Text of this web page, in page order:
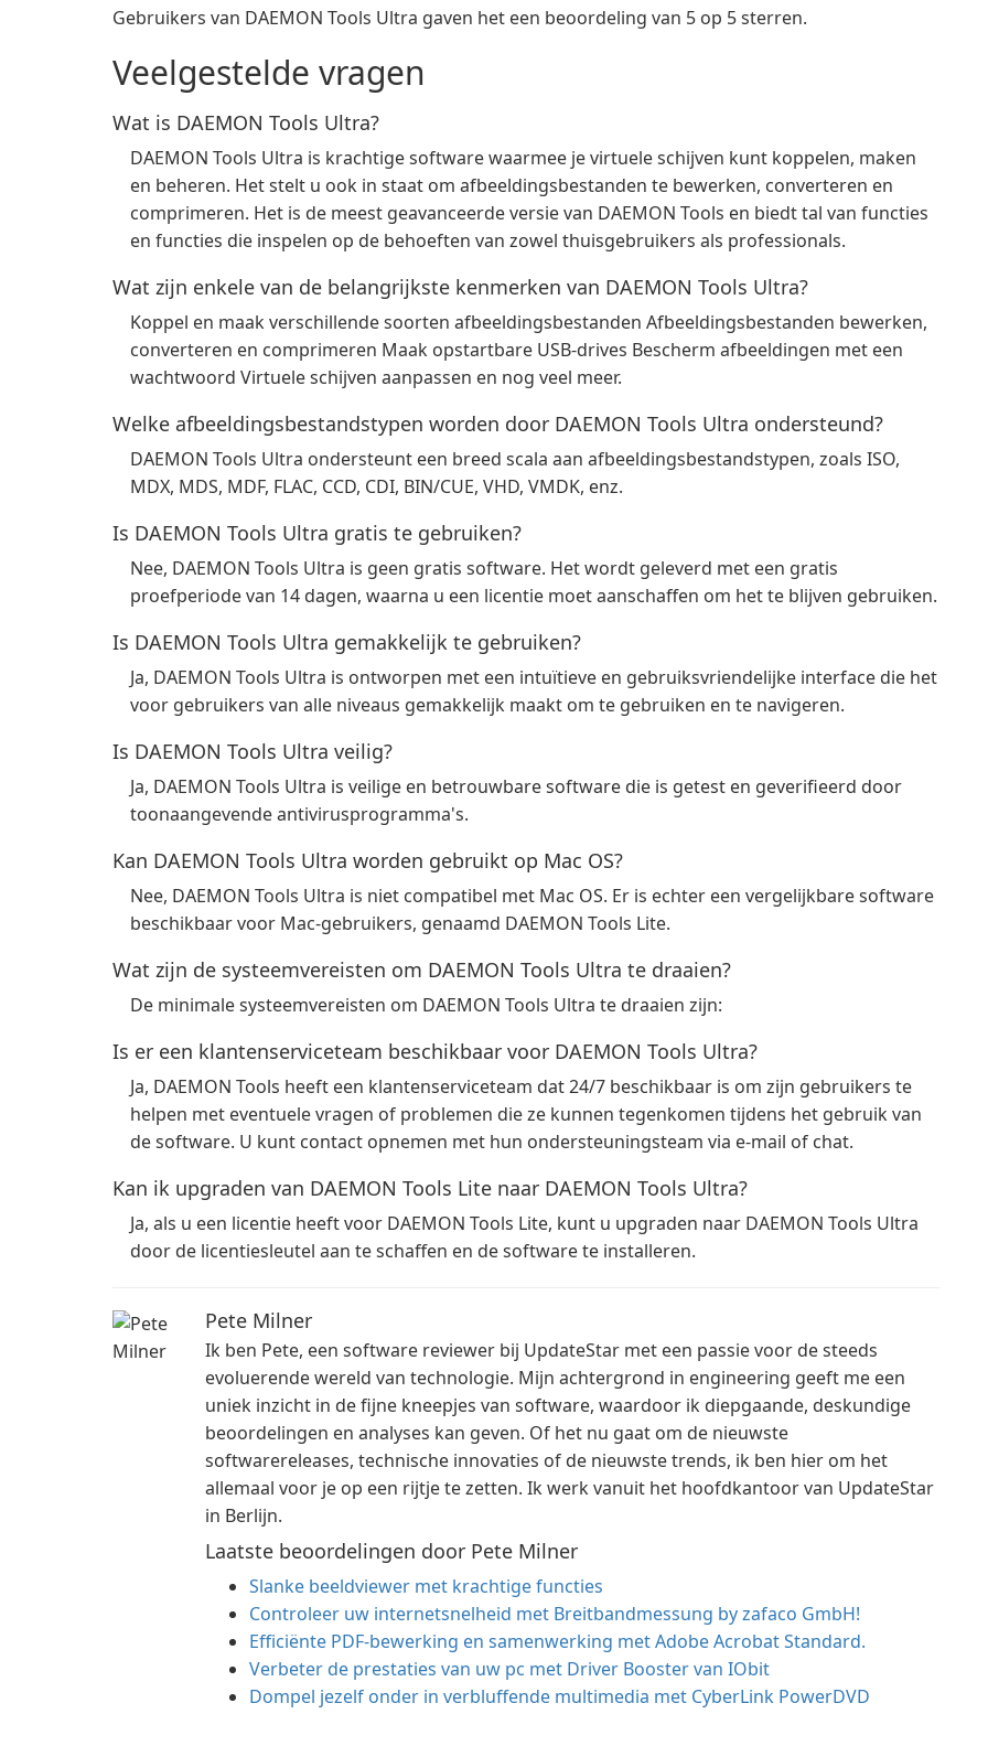
Gebruikers van DAEMON Tools Ultra gaven het een beoordeling van 5 op 5 sterren.
Veelgestelde vragen
Wat is DAEMON Tools Ultra?
DAEMON Tools Ultra is krachtige software waarmee je virtuele schijven kunt koppelen, maken
en beheren. Het stelt u ook in staat om afbeeldingsbestanden te bewerken, converteren en
comprimeren. Het is de meest geavanceerde versie van DAEMON Tools en biedt tal van functies
en functies die inspelen op de behoeften van zowel thuisgebruikers als professionals.
Wat zijn enkele van de belangrijkste kenmerken van DAEMON Tools Ultra?
Koppel en maak verschillende soorten afbeeldingsbestanden Afbeeldingsbestanden bewerken,
converteren en comprimeren Maak opstartbare USB-drives Bescherm afbeeldingen met een
wachtwoord Virtuele schijven aanpassen en nog veel meer.
Welke afbeeldingsbestandstypen worden door DAEMON Tools Ultra ondersteund?
DAEMON Tools Ultra ondersteunt een breed scala aan afbeeldingsbestandstypen, zoals ISO,
MDX, MDS, MDF, FLAC, CCD, CDI, BIN/CUE, VHD, VMDK, enz.
Is DAEMON Tools Ultra gratis te gebruiken?
Nee, DAEMON Tools Ultra is geen gratis software. Het wordt geleverd met een gratis
proefperiode van 14 dagen, waarna u een licentie moet aanschaffen om het te blijven gebruiken.
Is DAEMON Tools Ultra gemakkelijk te gebruiken?
Ja, DAEMON Tools Ultra is ontworpen met een intuïtieve en gebruiksvriendelijke interface die het
voor gebruikers van alle niveaus gemakkelijk maakt om te gebruiken en te navigeren.
Is DAEMON Tools Ultra veilig?
Ja, DAEMON Tools Ultra is veilige en betrouwbare software die is getest en geverifieerd door
toonaangevende antivirusprogramma's.
Kan DAEMON Tools Ultra worden gebruikt op Mac OS?
Nee, DAEMON Tools Ultra is niet compatibel met Mac OS. Er is echter een vergelijkbare software
beschikbaar voor Mac-gebruikers, genaamd DAEMON Tools Lite.
Wat zijn de systeemvereisten om DAEMON Tools Ultra te draaien?
De minimale systeemvereisten om DAEMON Tools Ultra te draaien zijn:
Is er een klantenserviceteam beschikbaar voor DAEMON Tools Ultra?
Ja, DAEMON Tools heeft een klantenserviceteam dat 24/7 beschikbaar is om zijn gebruikers te
helpen met eventuele vragen of problemen die ze kunnen tegenkomen tijdens het gebruik van
de software. U kunt contact opnemen met hun ondersteuningsteam via e-mail of chat.
Kan ik upgraden van DAEMON Tools Lite naar DAEMON Tools Ultra?
Ja, als u een licentie heeft voor DAEMON Tools Lite, kunt u upgraden naar DAEMON Tools Ultra
door de licentiesleutel aan te schaffen en de software te installeren.
Pete Milner
Ik ben Pete, een software reviewer bij UpdateStar met een passie voor de steeds
evoluerende wereld van technologie. Mijn achtergrond in engineering geeft me een
uniek inzicht in de fijne kneepjes van software, waardoor ik diepgaande, deskundige
beoordelingen en analyses kan geven. Of het nu gaat om de nieuwste
softwarereleases, technische innovaties of de nieuwste trends, ik ben hier om het
allemaal voor je op een rijtje te zetten. Ik werk vanuit het hoofdkantoor van UpdateStar
in Berlijn.
Laatste beoordelingen door Pete Milner
Slanke beeldviewer met krachtige functies
Controleer uw internetsnelheid met Breitbandmessung by zafaco GmbH!
Efficiënte PDF-bewerking en samenwerking met Adobe Acrobat Standard.
Verbeter de prestaties van uw pc met Driver Booster van IObit
Dompel jezelf onder in verbluffende multimedia met CyberLink PowerDVD